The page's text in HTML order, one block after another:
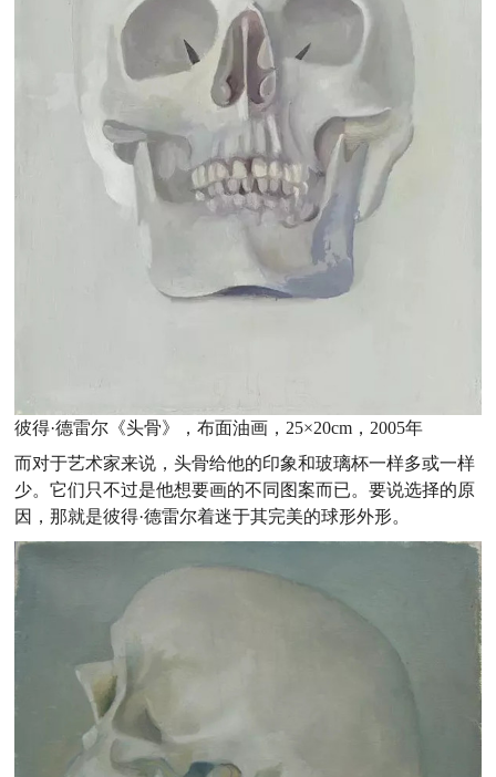
彼得·德雷尔《头骨》，布面油画，25×20cm，2005年
而对于艺术家来说，头骨给他的印象和玻璃杯一样多或一样
少。它们只不过是他想要画的不同图案而已。要说选择的原
因，那就是彼得·德雷尔着迷于其完美的球形外形。